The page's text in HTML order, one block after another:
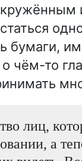
бумаги,
чём-то
лиц,
а